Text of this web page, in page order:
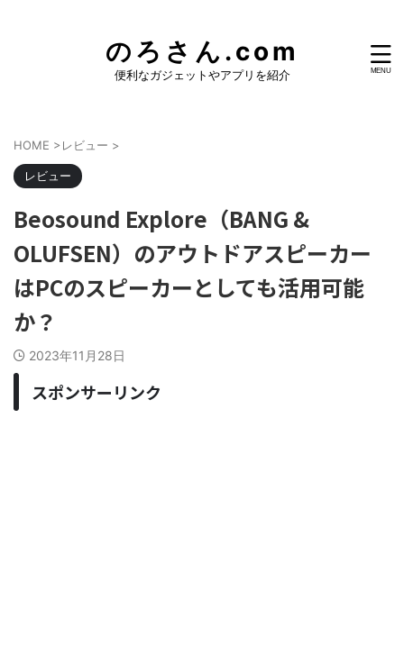
のろさん.com
便利なガジェットやアプリを紹介
HOME >レビュー >
レビュー
Beosound Explore（BANG &
OLUFSEN）のアウトドアスピーカー
はPCのスピーカーとしても活用可能
か？
2023年11月28日
スポンサーリンク